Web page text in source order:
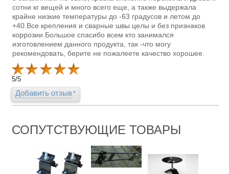
сотни кг вещей и много всего еще, а также выдержала
крайне низкие температуры до -63 градусов и летом до
+40.Все крепления и сварные швы целы и без признаков
коррозии.Большое спасибо всем кто занимался
изготовлением данного продукта, так -что могу
рекомендовать, берите не пожалеете качество хорошее.
5/5
Добавить отзыв
СОПУТСТВУЮЩИЕ ТОВАРЫ